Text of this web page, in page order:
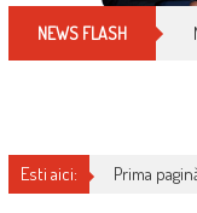
NEWS FLASH
Esti aici: Prima